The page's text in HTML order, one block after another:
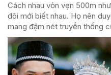
Cách nhau vỏn vẹn 500m
đôi mới biết nhau. Họ nên
mang đậm nét truyền thống